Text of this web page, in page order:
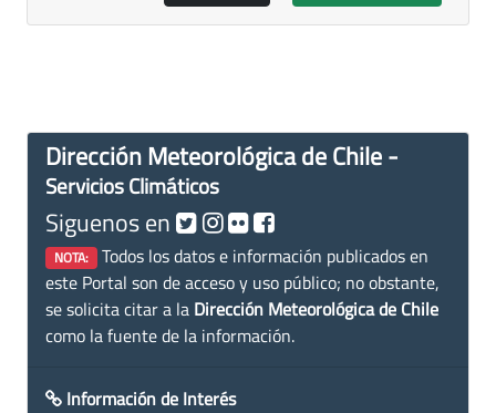
Dirección Meteorológica de Chile -
Servicios Climáticos
Siguenos en
NOTA: Todos los datos e información publicados en
este Portal son de acceso y uso público; no obstante,
se solicita citar a la Dirección Meteorológica de Chile
como la fuente de la información.
Información de Interés